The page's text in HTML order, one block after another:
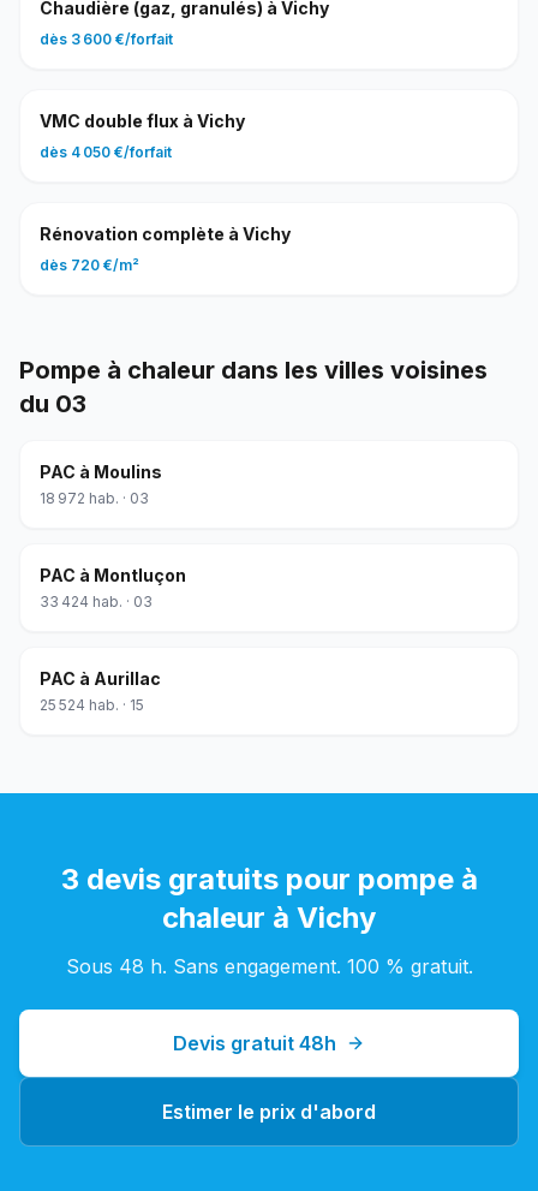
Chaudière (gaz, granulés) à Vichy
dès 3 600 €/forfait
VMC double flux à Vichy
dès 4 050 €/forfait
Rénovation complète à Vichy
dès 720 €/m²
Pompe à chaleur dans les villes voisines
du 03
PAC à Moulins
18 972 hab. · 03
PAC à Montluçon
33 424 hab. · 03
PAC à Aurillac
25 524 hab. · 15
3 devis gratuits pour pompe à
chaleur à Vichy
Sous 48 h. Sans engagement. 100 % gratuit.
Devis gratuit 48h
Estimer le prix d'abord